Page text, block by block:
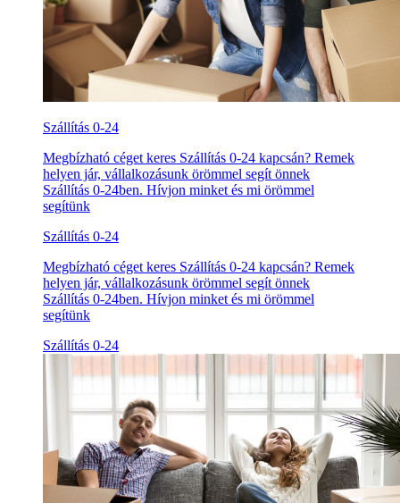
Szállítás 0-24
Megbízható céget keres Szállítás 0-24 kapcsán? Remek
helyen jár, vállalkozásunk örömmel segít önnek
Szállítás 0-24ben. Hívjon minket és mi örömmel
segítünk
Szállítás 0-24
Megbízható céget keres Szállítás 0-24 kapcsán? Remek
helyen jár, vállalkozásunk örömmel segít önnek
Szállítás 0-24ben. Hívjon minket és mi örömmel
segítünk
Szállítás 0-24